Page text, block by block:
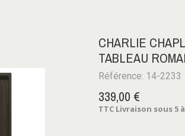
CHARLIE
TABLEAU
Référence: 14-2233
339,00 €
TTC Livraison sous 5